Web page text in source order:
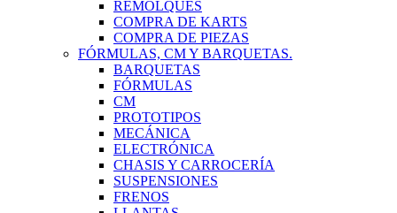
REMOLQUES
COMPRA DE KARTS
COMPRA DE PIEZAS
FÓRMULAS, CM Y BARQUETAS.
BARQUETAS
FÓRMULAS
CM
PROTOTIPOS
MECÁNICA
ELECTRÓNICA
CHASIS Y CARROCERÍA
SUSPENSIONES
FRENOS